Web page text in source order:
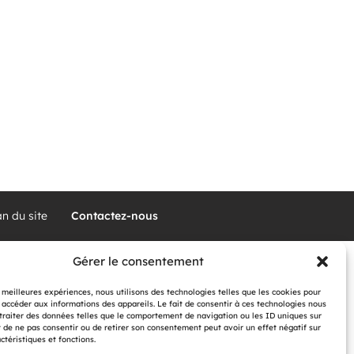
Gérer le consentement
expériences, nous utilisons des technologies telles que les cookies pour
aux informations des appareils. Le fait de consentir à ces technologies nous
des données telles que le comportement de navigation ou les ID uniques sur
de ne pas consentir ou de retirer son consentement peut avoir un effet négatif sur
et fonctions.
du site Contactez-nous